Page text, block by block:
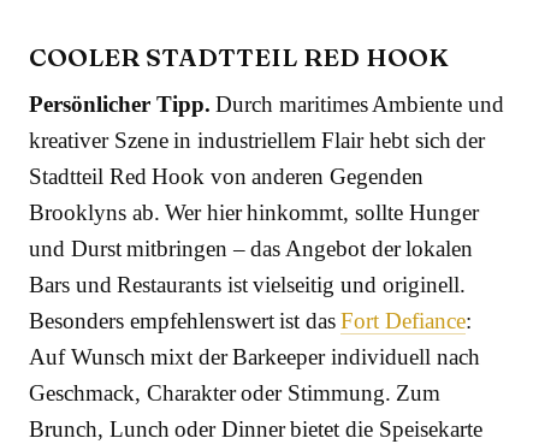
COOLER STADTTEIL RED HOOK
Persönlicher Tipp. Durch maritimes Ambiente und
kreativer Szene in industriellem Flair hebt sich der
Stadtteil Red Hook von anderen Gegenden
Brooklyns ab. Wer hier hinkommt, sollte Hunger
und Durst mitbringen – das Angebot der lokalen
Bars und Restaurants ist vielseitig und originell.
Besonders empfehlenswert ist dasFort Defiance:
Auf Wunsch mixt der Barkeeper individuell nach
Geschmack, Charakter oder Stimmung. Zum
Brunch, Lunch oder Dinner bietet die Speisekarte